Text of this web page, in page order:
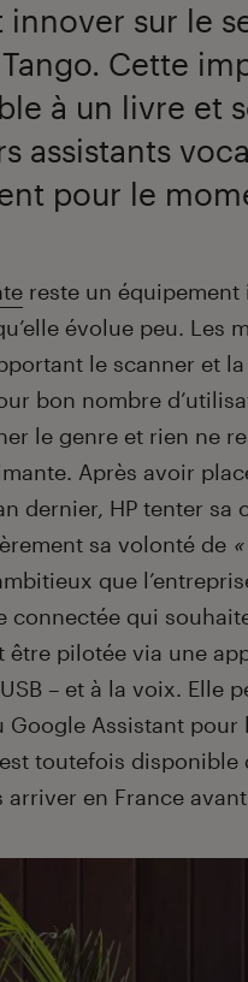
innover sur le
Cette
à un livre et
assistants
pour le
reste un
évolue peu. Les
le scanner et
bon nombre
le genre et rien ne
Après avoir
dernier, HP tenter
sa volonté de
que
connectée qui
être pilotée via une
– et à la voix. Elle
Google Assistant
toutefois disponible
arriver en France